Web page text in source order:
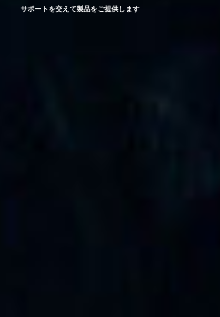
サポートを交えて製品をご提供します